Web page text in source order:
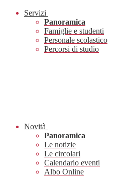
Servizi
Panoramica
Famiglie e studenti
Personale scolastico
Percorsi di studio
Novità
Panoramica
Le notizie
Le circolari
Calendario eventi
Albo Online